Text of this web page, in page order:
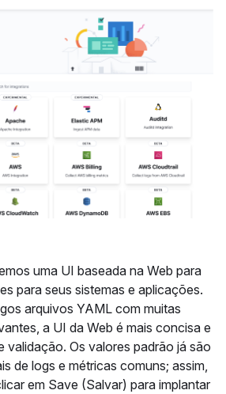
uma UI baseada na Web para
para seus sistemas e aplicações.
arquivos YAML com muitas
a UI da Web é mais concisa e
validação. Os valores padrão já são
de logs e métricas comuns; assim,
em Save (Salvar) para implantar